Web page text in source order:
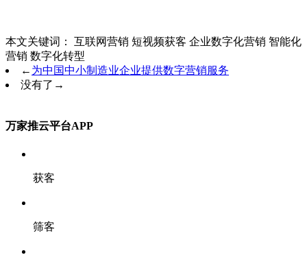
本文关键词： 互联网营销 短视频获客 企业数字化营销 智能化
营销 数字化转型
← 为中国中小制造业企业提供数字营销服务
没有了 →
万家推云平台APP
获客
筛客